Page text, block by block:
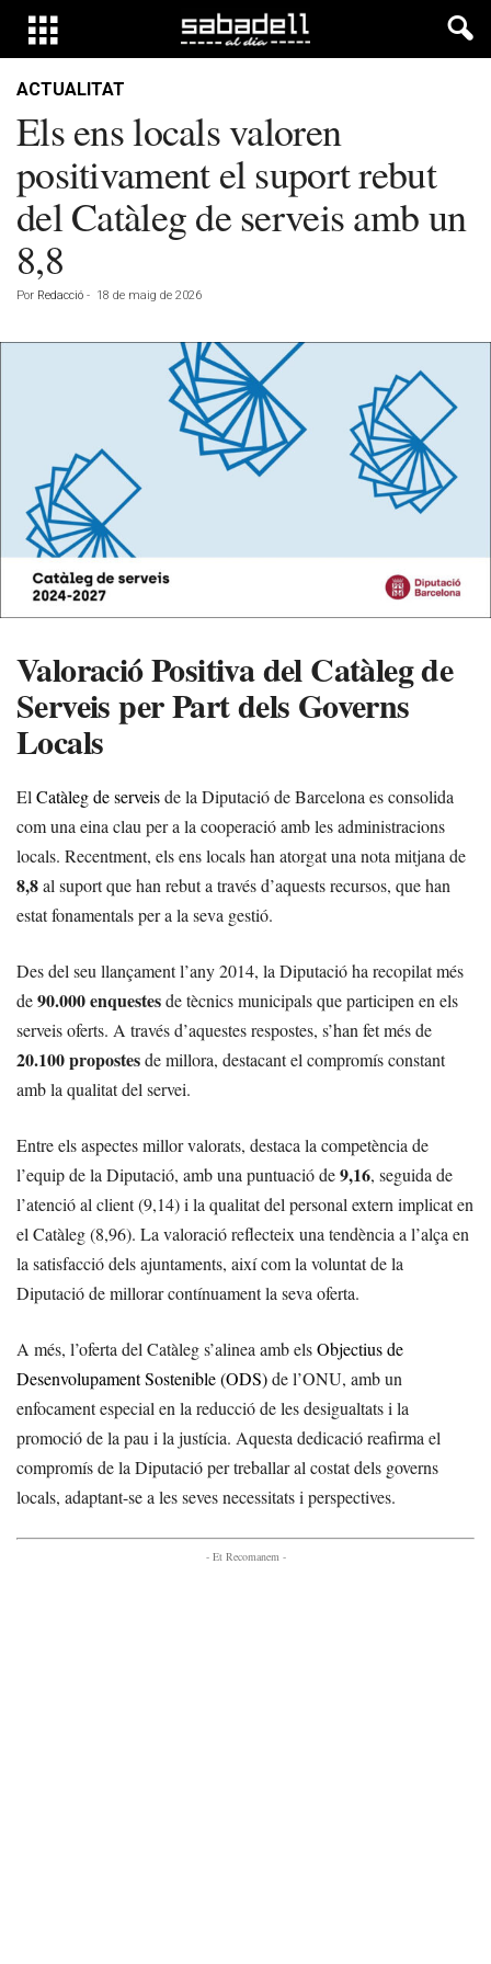
ACTUALITAT
Els ens locals valoren
positivament el suport rebut
del Catàleg de serveis amb un
8,8
Por Redacció - 18 de maig de 2026
Valoració Positiva del Catàleg de
Serveis per Part dels Governs
Locals
El Catàleg de serveisde la Diputació de Barcelona es consolida
com una eina clau per a la cooperació amb les administracions
locals. Recentment, els ens locals han atorgat una nota mitjana de
8,8al suport que han rebut a través d’aquests recursos, que han
estat fonamentals per a la seva gestió.
Des del seu llançament l’any 2014, la Diputació ha recopilat més
de90.000 enquestesde tècnics municipals que participen en els
serveis oferts. A través d’aquestes respostes, s’han fet més de
20.100 propostesde millora, destacant el compromís constant
amb la qualitat del servei.
Entre els aspectes millor valorats, destaca la competència de
l’equip de la Diputació, amb una puntuació de9,16, seguida de
l’atenció al client (9,14) i la qualitat del personal extern implicat en
el Catàleg (8,96). La valoració reflecteix una tendència a l’alça en
la satisfacció dels ajuntaments, així com la voluntat de la
Diputació de millorar contínuament la seva oferta.
A més, l’oferta del Catàleg s’alinea amb elsObjectius de
Desenvolupament Sostenible (ODS)de l’ONU, amb un
enfocament especial en la reducció de les desigualtats i la
promoció de la pau i la justícia. Aquesta dedicació reafirma el
compromís de la Diputació per treballar al costat dels governs
locals, adaptant-se a les seves necessitats i perspectives.
- Et Recomanem -